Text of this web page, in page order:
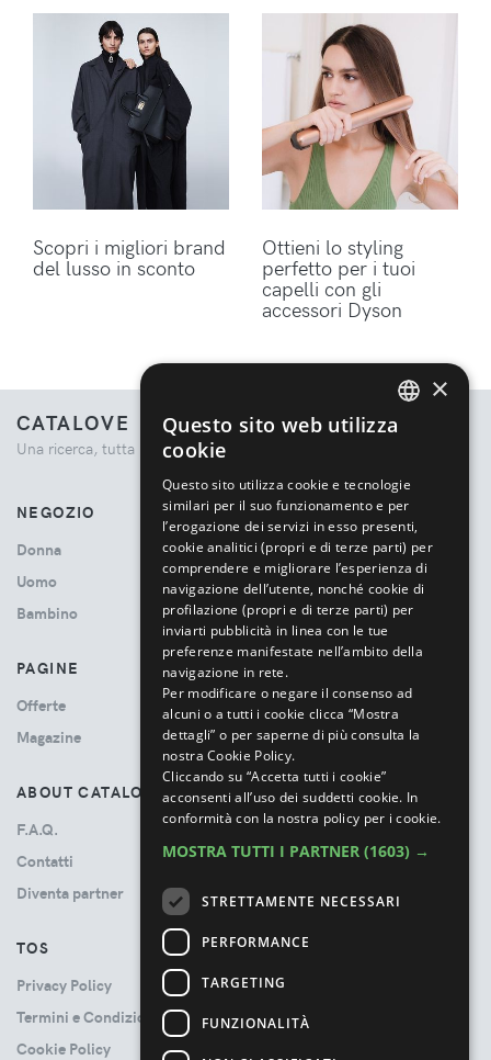
Scopri i migliori brand
del lusso in sconto
Ottieni lo styling
perfetto per i tuoi
capelli con gli
accessori Dyson
CATALOVE
Una ricerca, tutta la moda.
NEGOZIO
Donna
Uomo
Bambino
PAGINE
Offerte
Magazine
ABOUT CATALOVE
F.A.Q.
Contatti
Diventa partner
TOS
Privacy Policy
Termini e Condizioni
Cookie Policy
×
Questo sito web utilizza
cookie
Questo sito utilizza cookie e tecnologie
similari per il suo funzionamento e per
l’erogazione dei servizi in esso presenti,
cookie analitici (propri e di terze parti) per
comprendere e migliorare l’esperienza di
navigazione dell’utente, nonché cookie di
profilazione (propri e di terze parti) per
inviarti pubblicità in linea con le tue
preferenze manifestate nell’ambito della
navigazione in rete.
Per modificare o negare il consenso ad
alcuni o a tutti i cookie clicca “Mostra
dettagli” o per saperne di più consulta la
nostra Cookie Policy.
Cliccando su “Accetta tutti i cookie”
acconsenti all’uso dei suddetti cookie. In
conformità con la nostra policy per i cookie.
MOSTRA TUTTI I PARTNER (1603) →
STRETTAMENTE NECESSARI
PERFORMANCE
TARGETING
FUNZIONALITÀ